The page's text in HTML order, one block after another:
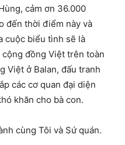
cảm ơn 36.000
đến thời điểm này và
cuộc biểu tình sẽ là
đồng Việt trên toàn
Việt ở Balan, đấu tranh
các cơ quan đại diện
khăn cho bà con.
cùng Tôi và Sứ quán.